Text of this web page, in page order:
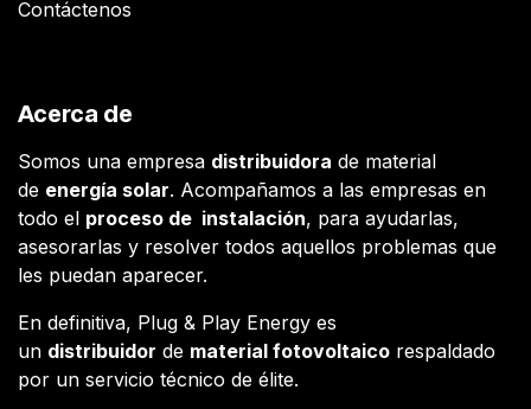
Contáctenos
Acerca de
Somos una empresa distribuidora de material
de energía solar. Acompañamos a las empresas en
todo el proceso de instalación, para ayudarlas,
asesorarlas y resolver todos aquellos problemas que
les puedan aparecer.
En definitiva, Plug & Play Energy es
un distribuidor de material fotovoltaico respaldado
por un servicio técnico de élite.